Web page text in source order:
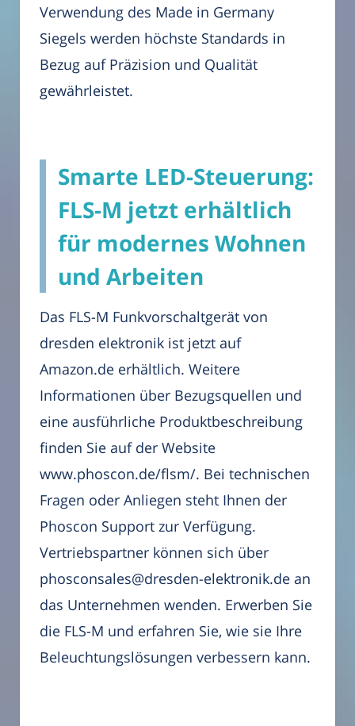
Verwendung des Made in Germany
Siegels werden höchste Standards in
Bezug auf Präzision und Qualität
gewährleistet.
Smarte LED-Steuerung:
FLS-M jetzt erhältlich
für modernes Wohnen
und Arbeiten
Das FLS-M Funkvorschaltgerät von
dresden elektronik ist jetzt auf
Amazon.de erhältlich. Weitere
Informationen über Bezugsquellen und
eine ausführliche Produktbeschreibung
finden Sie auf der Website
www.phoscon.de/flsm/. Bei technischen
Fragen oder Anliegen steht Ihnen der
Phoscon Support zur Verfügung.
Vertriebspartner können sich über
phosconsales@dresden-elektronik.de an
das Unternehmen wenden. Erwerben Sie
die FLS-M und erfahren Sie, wie sie Ihre
Beleuchtungslösungen verbessern kann.